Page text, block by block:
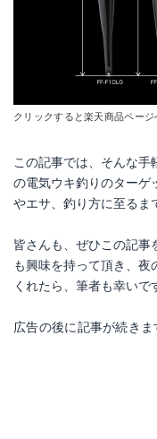
クリックすると楽天商品ページ
この記事では、そんな手
の電気ウキ釣りのターゲ
やエサ、釣り方に至るま
皆さんも、ぜひこの記事
も興味を持って頂き、夜
くれたら、筆者も幸いで
広告の後に記事が続きま